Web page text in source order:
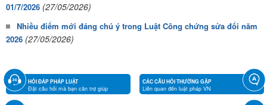
01/7/2026 (27/05/2026)
Nhiều điểm mới đáng chú ý trong Luật Công chứng sửa đổi năm
2026 (27/05/2026)
HỎI ĐÁP PHÁP LUẬT
Đặt câu hỏi mà bạn cần trợ giúp
CÁC CÂU HỎI THƯỜNG GẶP
Liên quan đến luật pháp VN